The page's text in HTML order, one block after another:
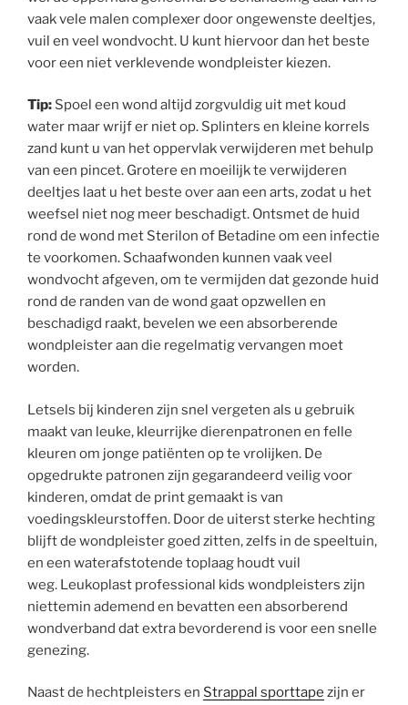
vaak vele malen complexer door ongewenste deeltjes,
vuil en veel wondvocht. U kunt hiervoor dan het beste
voor een niet verklevende wondpleister kiezen.
Tip: Spoel een wond altijd zorgvuldig uit met koud
water maar wrijf er niet op. Splinters en kleine korrels
zand kunt u van het oppervlak verwijderen met behulp
van een pincet. Grotere en moeilijk te verwijderen
deeltjes laat u het beste over aan een arts, zodat u het
weefsel niet nog meer beschadigt. Ontsmet de huid
rond de wond met Sterilon of Betadine om een infectie
te voorkomen. Schaafwonden kunnen vaak veel
wondvocht afgeven, om te vermijden dat gezonde huid
rond de randen van de wond gaat opzwellen en
beschadigd raakt, bevelen we een absorberende
wondpleister aan die regelmatig vervangen moet
worden.
Letsels bij kinderen zijn snel vergeten als u gebruik
maakt van leuke, kleurrijke dierenpatronen en felle
kleuren om jonge patiënten op te vrolijken. De
opgedrukte patronen zijn gegarandeerd veilig voor
kinderen, omdat de print gemaakt is van
voedingskleurstoffen. Door de uiterst sterke hechting
blijft de wondpleister goed zitten, zelfs in de speeltuin,
en een waterafstotende toplaag houdt vuil
weg. Leukoplast professional kids wondpleisters zijn
niettemin ademend en bevatten een absorberend
wondverband dat extra bevorderend is voor een snelle
genezing.
Naast de hechtpleisters en Strappal sporttape zijn er